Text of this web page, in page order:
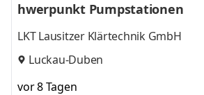
hwerpunkt Pumpstationen
LKT Lausitzer Klärtechnik GmbH
Luckau-Duben
vor 8 Tagen